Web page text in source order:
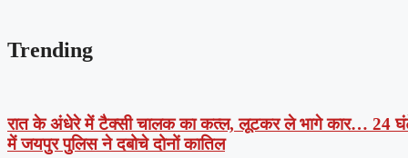
Trending
रात के अंधेरे में टैक्सी चालक का कत्ल, लूटकर ले भागे कार… 24
में जयपुर पुलिस ने दबोचे दोनों कातिल